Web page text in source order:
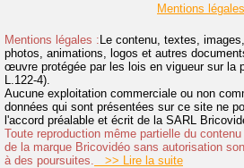
Mentions légales
Mentions légales :Le contenu, textes,
photos, animations, logos et autres
œuvre protégée par les lois en vigueur sur la
L.122-4).
Aucune exploitation commerciale ou non
données qui sont présentées sur ce site ne
l'accord préalable et écrit de la SARL
Toute reproduction même partielle du
de la marque Bricovidéo sans autorisation
à des poursuites.
>> Lire la suite